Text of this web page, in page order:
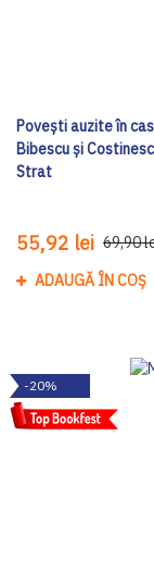
Povești auzite în
Bibescu și
Strat
55,92 lei 69,90
ADAUGĂ ÎN COȘ
-20%